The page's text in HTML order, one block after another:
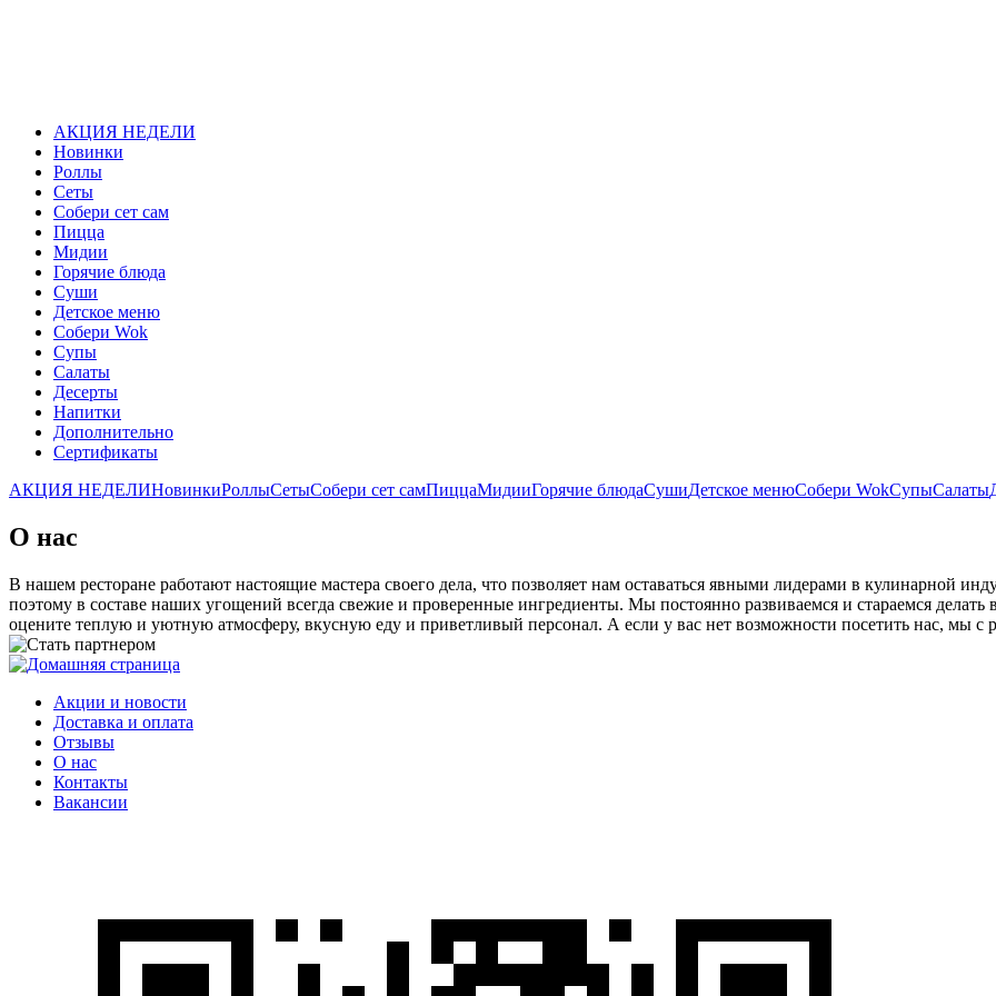
АКЦИЯ НЕДЕЛИ
Новинки
Роллы
Сеты
Собери сет сам
Пицца
Мидии
Горячие блюда
Суши
Детское меню
Собери Wok
Супы
Салаты
Десерты
Напитки
Дополнительно
Сертификаты
АКЦИЯ НЕДЕЛИНовинкиРоллыСетыСобери сет самПиццаМидииГорячие блюдаСушиДетское менюСобери WokСупыСалаты
О нас
В нашем ресторане работают настоящие мастера своего дела, что позволяет нам оставаться явными лидерами в кулинарной
поэтому в составе наших угощений всегда свежие и проверенные ингредиенты. Мы постоянно развиваемся и стараемся делать
оцените теплую и уютную атмосферу, вкусную еду и приветливый персонал. А если у вас нет возможности посетить нас, мы с
Акции и новости
Доставка и оплата
Отзывы
О нас
Контакты
Вакансии